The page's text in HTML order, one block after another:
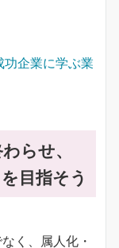
企業に学ぶ業
らせ、
目指そう
く、属人化・